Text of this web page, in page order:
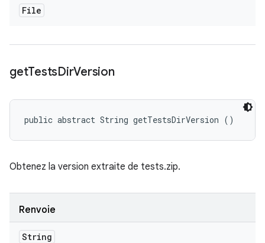
File
getTestsDirVersion
public abstract String getTestsDirVersion ()
Obtenez la version extraite de tests.zip.
Renvoie
String